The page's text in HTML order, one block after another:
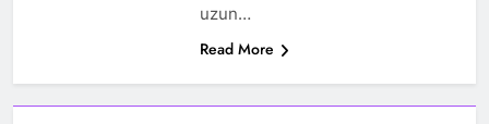
uzun…
Read More